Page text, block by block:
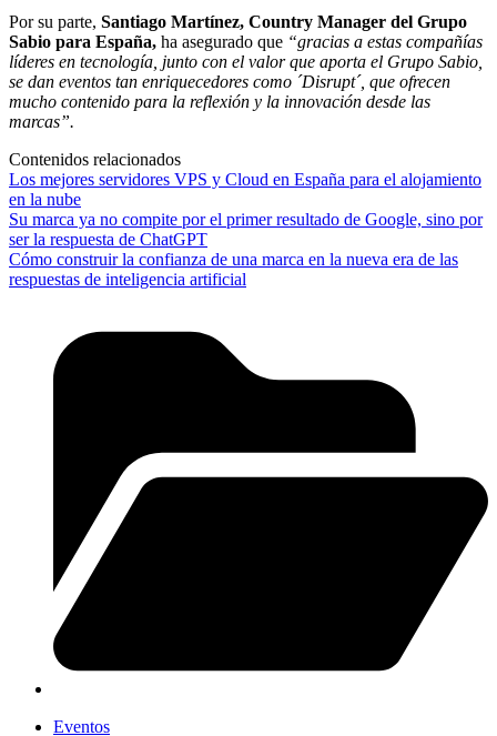
Por su parte, Santiago Martínez, Country Manager del Grupo
Sabio para España, ha asegurado que “gracias a estas compañías
líderes en tecnología, junto con el valor que aporta el Grupo Sabio,
se dan eventos tan enriquecedores como ´Disrupt´, que ofrecen
mucho contenido para la reflexión y la innovación desde las
marcas”.
Contenidos relacionados
Los mejores servidores VPS y Cloud en España para el alojamiento
en la nube
Su marca ya no compite por el primer resultado de Google, sino por
ser la respuesta de ChatGPT
Cómo construir la confianza de una marca en la nueva era de las
respuestas de inteligencia artificial
Eventos